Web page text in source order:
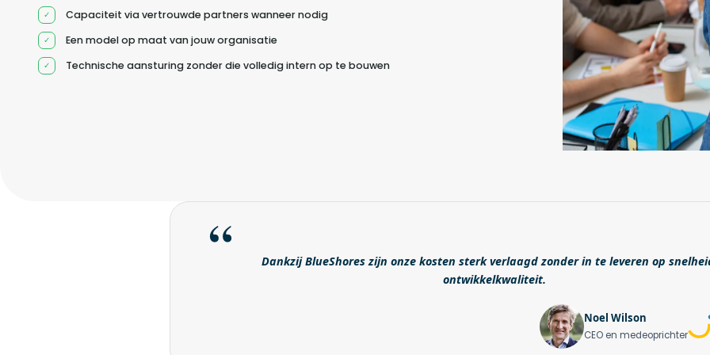
Capaciteit via vertrouwde partners wanneer nodig
Een model op maat van jouw organisatie
Technische aansturing zonder die volledig intern op te bouwen
Dankzij BlueShores zijn onze kosten sterk verlaagd zonder in te leveren op
ontwikkelkwaliteit.
Noel Wilson
CEO en medeoprichter